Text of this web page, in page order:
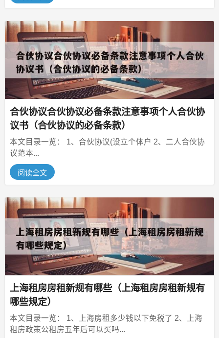
合伙协议合伙协议必备条款注意事项个人合伙协
议书（合伙协议的必备条款）
本文目录一览： 1、合伙协议(设立个体户 2、二人合伙协
议范本...
阅读全文
上海租房房租新规有哪些（上海租房房租新规有
哪些规定）
本文目录一览： 1、上海房租多少钱以下免税了 2、上海
租房政策公租房五年后可以买吗...